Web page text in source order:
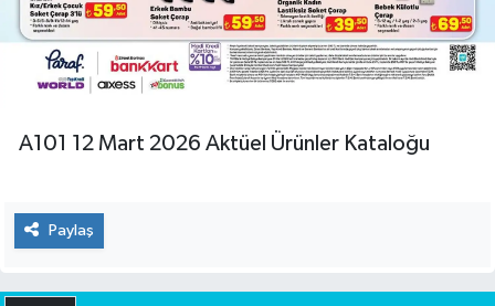
A101 12 Mart 2026 Aktüel Ürünler Kataloğu
Paylaş